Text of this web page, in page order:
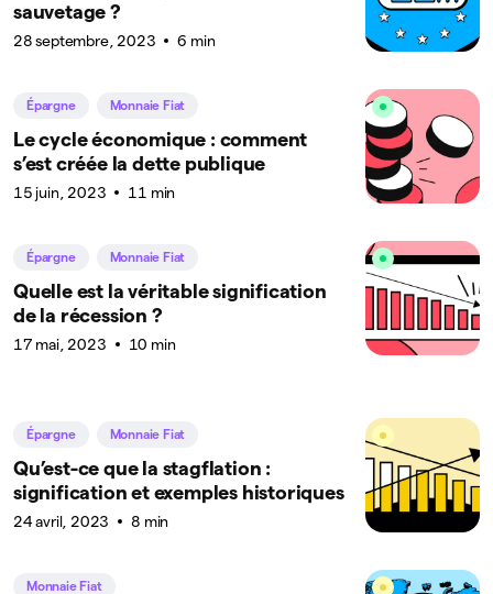
sauvetage ?
28 septembre, 2023 6 min
Épargne Monnaie Fiat
Le cycle économique : comment
s’est créée la dette publique
15 juin, 2023 11 min
Épargne Monnaie Fiat
Quelle est la véritable signification
de la récession ?
17 mai, 2023 10 min
Épargne Monnaie Fiat
Qu’est-ce que la stagflation :
signification et exemples historiques
24 avril, 2023 8 min
Monnaie Fiat